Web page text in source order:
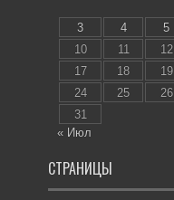
3
4 5
10
11 12
17
18 19
24
25 26
31
« Июл
СТРАНИЦЫ